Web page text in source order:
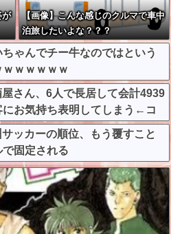
が
【画像】こんな感じのクルマで車中
泊旅したいよな？？？
ゃんでチー牛なのではという
ｗｗｗｗｗ
屋さん、6人で長居して会計4939
にお気持ち表明してしまう←コ
？？？？？？
サッカーの順位、もう覆すこと
固定される